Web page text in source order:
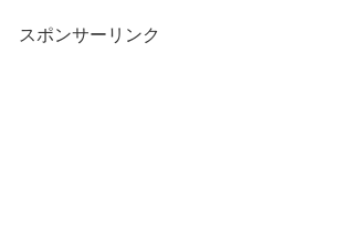
スポンサーリンク